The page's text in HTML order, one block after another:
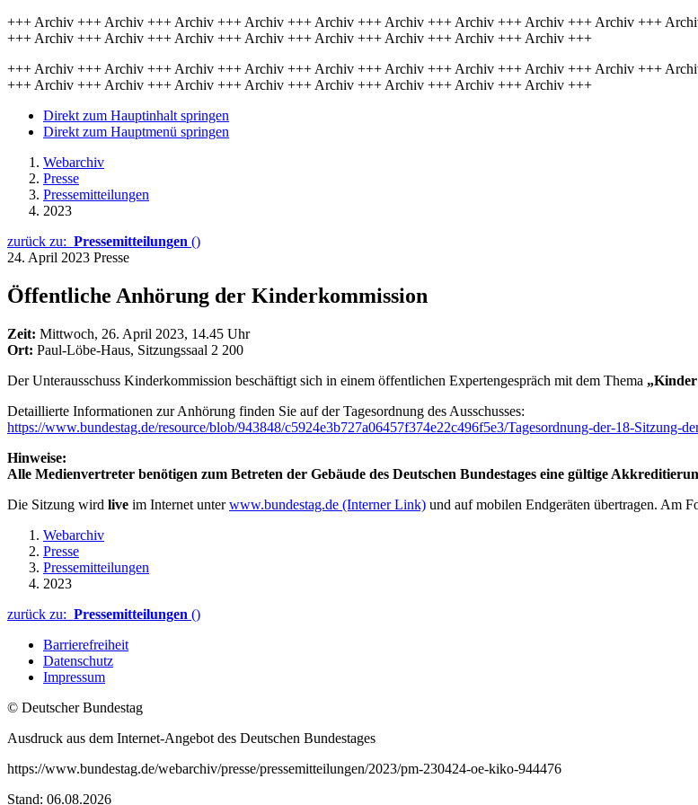
+++ Archiv +++ Archiv +++ Archiv +++ Archiv +++ Archiv +++ Archiv +++ Archiv +++ Archiv +++ Archiv +++
+++ Archiv +++ Archiv +++ Archiv +++ Archiv +++ Archiv +++ Archiv +++ Archiv +++ Archiv +++
+++ Archiv +++ Archiv +++ Archiv +++ Archiv +++ Archiv +++ Archiv +++ Archiv +++ Archiv +++ Archiv +++
+++ Archiv +++ Archiv +++ Archiv +++ Archiv +++ Archiv +++ Archiv +++ Archiv +++ Archiv +++
Direkt zum Hauptinhalt springen
Direkt zum Hauptmenü springen
Webarchiv
Presse
Pressemitteilungen
2023
zurück zu: Pressemitteilungen ()
24. April 2023 Presse
Öffentliche Anhörung der Kinderkommission
Zeit: Mittwoch, 26. April 2023, 14.45 Uhr
Ort: Paul-Löbe-Haus, Sitzungssaal 2 200
Der Unterausschuss Kinderkommission beschäftigt sich in einem öffentlichen Expertengespräch mit dem Thema
Detaillierte Informationen zur Anhörung finden Sie auf der Tagesordnung des Ausschusses:
https://www.bundestag.de/resource/blob/943848/c5924e3b727a06457f374e22c496f5e3/Tagesordnung-der-18-Sitzung-
Hinweise:
Alle Medienvertreter benötigen zum Betreten der Gebäude des Deutschen Bundestages eine gültige
Die Sitzung wird live im Internet unterwww.bundestag.de (Interner Link) und auf mobilen Endgeräten übertragen. Am
Webarchiv
Presse
Pressemitteilungen
2023
zurück zu: Pressemitteilungen ()
Barrierefreiheit
Datenschutz
Impressum
© Deutscher Bundestag
Ausdruck aus dem Internet-Angebot des Deutschen Bundestages
https://www.bundestag.de/webarchiv/presse/pressemitteilungen/2023/pm-230424-oe-kiko-944476
Stand: 06.08.2026